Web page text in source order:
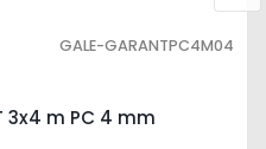
3x4 m PC 4 mm
GALE-GARANTPC4M04